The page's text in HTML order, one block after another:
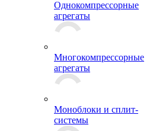
Однокомпрессорные
агрегаты
Многокомпрессорные
агрегаты
Моноблоки и сплит-
системы